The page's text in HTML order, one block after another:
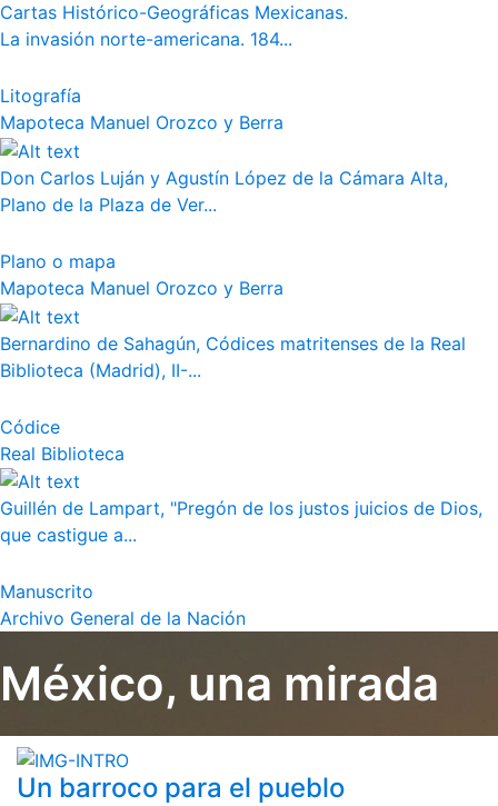
Cartas Histórico-Geográficas Mexicanas.
La invasión norte-americana. 184...
Litografía
Mapoteca Manuel Orozco y Berra
Don Carlos Luján y Agustín López de la Cámara Alta,
Plano de la Plaza de Ver...
Plano o mapa
Mapoteca Manuel Orozco y Berra
Bernardino de Sahagún, Códices matritenses de la Real
Biblioteca (Madrid), II-...
Códice
Real Biblioteca
Guillén de Lampart, "Pregón de los justos juicios de Dios,
que castigue a...
Manuscrito
Archivo General de la Nación
México, una mirada
Un barroco para el pueblo